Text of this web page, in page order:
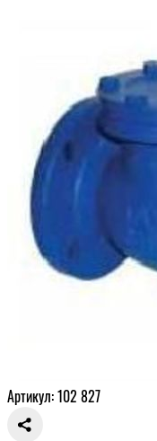
Артикул: 102 827